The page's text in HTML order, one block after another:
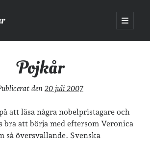
öppna
primär
Pojkår
den 20 juli 2007
att läsa några nobelpristagare och
bra att börja med eftersom Veronica
så översvallande. Svenska